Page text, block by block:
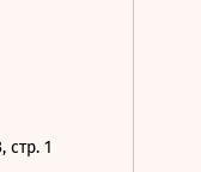
стр. 1